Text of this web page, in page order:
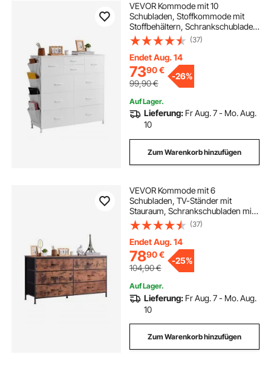
VEVOR Kommode mit 10
Schubladen, Stoffkommode mit
Stoffbehältern, Schrankschubladen
mit leicht zu ziehendem Griff &
stabilem Stahlrahmen,
Stoffaufbewahrungsturm für
Schlafzimmer Flur Schrank Weiß
(37)
Endet Aug. 14
7390€
99,90€
-26%
Auf Lager.
Lieferung: Fr Aug. 7 - Mo. Aug.
10
Zum Warenkorb hinzufügen
VEVOR Kommode mit 6
Schubladen, TV-Ständer mit
Stauraum, Schrankschubladen mit
stabilem Stahlrahmen, Stoff-
Aufbewahrungsturm für
Schlafzimmer Flur Schrank,
rustikales Braun
(37)
Endet Aug. 14
7890€
104,90€
-25%
Auf Lager.
Lieferung: Fr Aug. 7 - Mo. Aug.
10
Zum Warenkorb hinzufügen